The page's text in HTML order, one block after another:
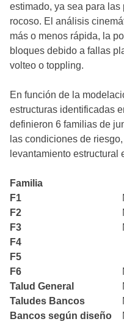
estimado, ya sea para
rocoso. El análisis
más o menos rápida, la
bloques debido a fallas
volteo o toppling.
En función de la
estructuras identificadas
definieron 6 familias de
las condiciones de
levantamiento estructural
Familia
F1
F2
F3
F4
F5
F6
Talud General
Taludes Bancos
Bancos según diseño